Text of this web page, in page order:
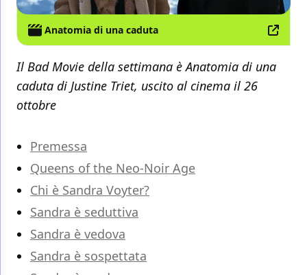
Anatomia di una caduta
Il Bad Movie della settimana è Anatomia di una
caduta di Justine Triet, uscito al cinema il 26
ottobre
Premessa
Queens of the Neo-Noir Age
Chi è Sandra Voyter?
Sandra è seduttiva
Sandra è vedova
Sandra è sospettata